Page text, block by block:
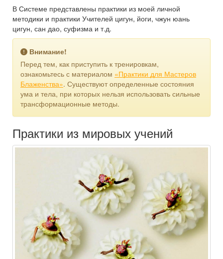
В Системе представлены практики из моей личной
методики и практики Учителей цигун, йоги, чжун юань
цигун, сан дао, суфизма и т.д.
Внимание!
Перед тем, как приступить к тренировкам,
ознакомьтесь с материалом «Практики для Мастеров
Блаженства». Существуют определенные состояния
ума и тела, при которых нельзя использовать сильные
трансформационные методы.
Практики из мировых учений